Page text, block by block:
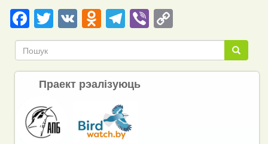
Facebook
Twitter
VKOdnoklassniki
Telegram
ViberCopy
Link Пошук
Пошук
Праект рэалізуюць